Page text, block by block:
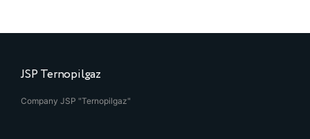
JSP Ternopilgaz
Company JSP "Ternopilgaz"